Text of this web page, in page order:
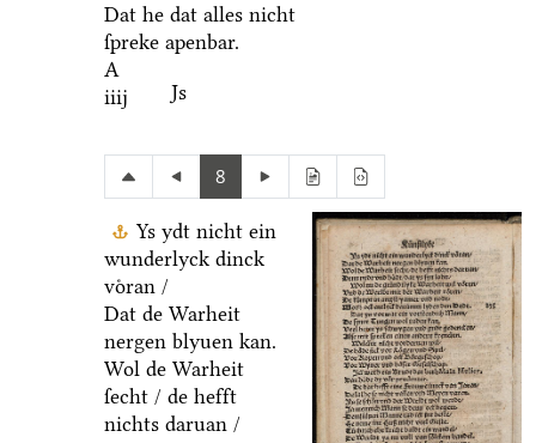
Dat he dat alles nicht
ſpreke apenbar.
A
iiij
Js
8
Ys ydt nicht ein
wunderlyck dinck
voͤran /
Dat de Warheit
nergen blyuen kan.
Wol de Warheit
ſecht / de hefft
nichts daruan /